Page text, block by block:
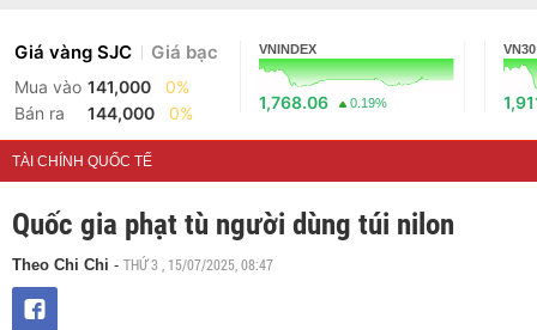
Giá vàng SJC Giá bạc
Mua vào 141,000
0%
Bán ra
144,000 0%
VNINDEX
1,768.06 0.19%
VN30
TÀI CHÍNH QUỐC TẾ
Quốc gia phạt tù người dùng túi nilon
Theo Chi Chi - THỨ 3 , 15/07/2025, 08:47